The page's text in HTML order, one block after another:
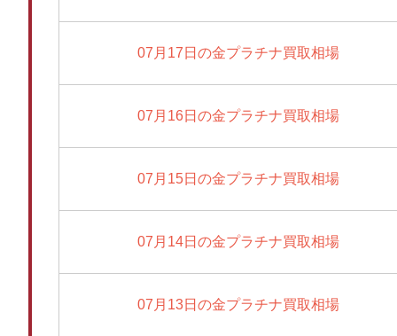
07月17日の金プラチナ買取相場
07月16日の金プラチナ買取相場
07月15日の金プラチナ買取相場
07月14日の金プラチナ買取相場
07月13日の金プラチナ買取相場